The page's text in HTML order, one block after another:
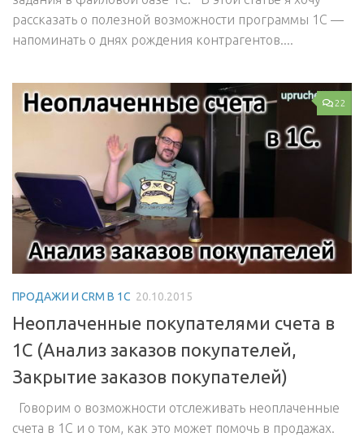
рассказать о полезной возможности программы 1С —
напоминать о днях рождения контрагентов....
22
ПРОДАЖИ И CRM В 1С 20.10.2015
Неоплаченные покупателями счета в
1С (Анализ заказов покупателей,
Закрытие заказов покупателей)
Говорим о возможности отслеживать неоплаченные
счета в 1С и о том, как это может помочь в продажах.